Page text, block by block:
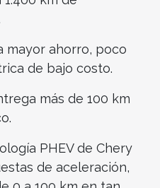
ahorro, poco
de bajo costo.
más de 100 km
PHEV de Chery
de aceleración,